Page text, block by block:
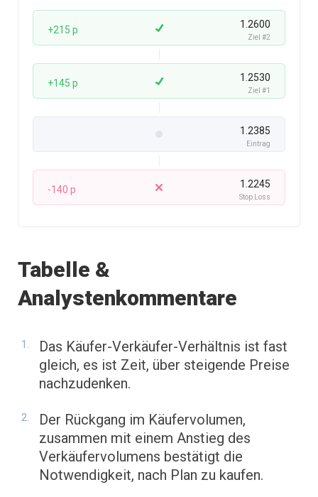
+215 p 1.2600
Ziel #2
+145 p 1.2530
Ziel #1
1.2385
Eintrag
-140 p 1.2245
Stop Loss
Tabelle &
Analystenkommentare
Das Käufer-Verkäufer-Verhältnis ist fast
gleich, es ist Zeit, über steigende Preise
nachzudenken.
Der Rückgang im Käufervolumen,
zusammen mit einem Anstieg des
Verkäufervolumens bestätigt die
Notwendigkeit, nach Plan zu kaufen.